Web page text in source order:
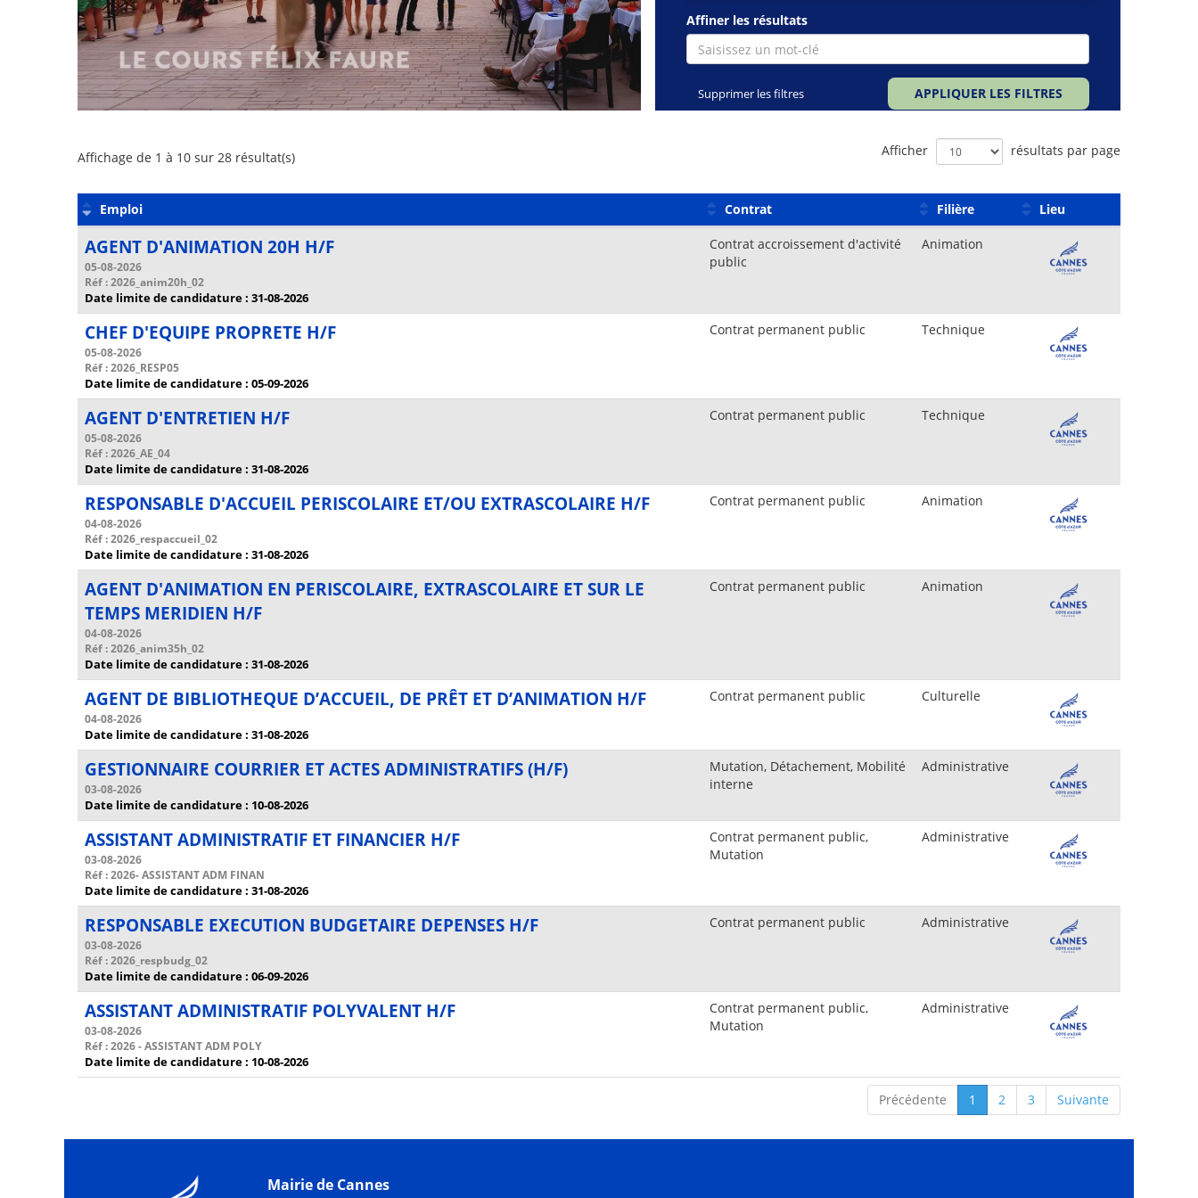
Affiner les résultats
Supprimer les filtres APPLIQUER LES FILTRES
Liste
des
offres
Affichage de 1 à 10 sur 28 résultat(s) Afficher résultats par page
Emploi Contrat Filière Lieu
AGENT D'ANIMATION 20H H/F
05-08-2026
Réf : 2026_anim20h_02
Date limite de candidature : 31-08-2026
Contrat accroissement d'activité
public
Animation
CHEF D'EQUIPE PROPRETE H/F
05-08-2026
Réf : 2026_RESP05
Date limite de candidature : 05-09-2026
Contrat permanent public Technique
AGENT D'ENTRETIEN H/F
05-08-2026
Réf : 2026_AE_04
Date limite de candidature : 31-08-2026
Contrat permanent public Technique
RESPONSABLE D'ACCUEIL PERISCOLAIRE ET/OU EXTRASCOLAIRE H/F
04-08-2026
Réf : 2026_respaccueil_02
Date limite de candidature : 31-08-2026
Contrat permanent public Animation
AGENT D'ANIMATION EN PERISCOLAIRE, EXTRASCOLAIRE ET SUR LE
TEMPS MERIDIEN H/F
04-08-2026
Réf : 2026_anim35h_02
Date limite de candidature : 31-08-2026
Contrat permanent public Animation
AGENT DE BIBLIOTHEQUE D’ACCUEIL, DE PRÊT ET D’ANIMATION H/F
04-08-2026
Date limite de candidature : 31-08-2026
Contrat permanent public Culturelle
GESTIONNAIRE COURRIER ET ACTES ADMINISTRATIFS (H/F)
03-08-2026
Date limite de candidature : 10-08-2026
Mutation, Détachement, Mobilité
interne
Administrative
ASSISTANT ADMINISTRATIF ET FINANCIER H/F
03-08-2026
Réf : 2026- ASSISTANT ADM FINAN
Date limite de candidature : 31-08-2026
Contrat permanent public,
Mutation
Administrative
RESPONSABLE EXECUTION BUDGETAIRE DEPENSES H/F
03-08-2026
Réf : 2026_respbudg_02
Date limite de candidature : 06-09-2026
Contrat permanent public Administrative
ASSISTANT ADMINISTRATIF POLYVALENT H/F
03-08-2026
Réf : 2026 - ASSISTANT ADM POLY
Date limite de candidature : 10-08-2026
Contrat permanent public,
Mutation
Administrative
Précédente 1 2 3 Suivante
Mairie de Cannes